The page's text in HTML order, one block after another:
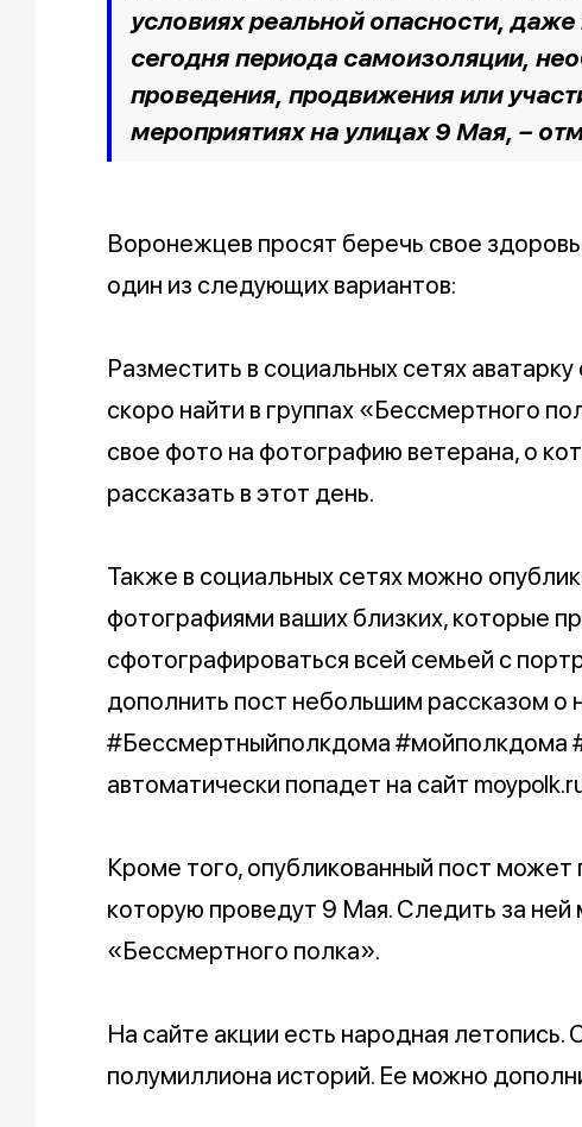
условиях реальной опасности,
сегодня периода самоизоляции,
проведения, продвижения или
мероприятиях на улицах 9 Мая, –
Воронежцев просят беречь свое
один из следующих вариантов:
Разместить в социальных сетях
скоро найти в группах «Бессмертного
свое фото на фотографию ветерана, о
рассказать в этот день.
Также в социальных сетях можно
фотографиями ваших близких, которые
сфотографироваться всей семьей с
дополнить пост небольшим рассказом о
#Бессмертныйполкдома #мойполкдома
автоматически попадет на сайт
Кроме того, опубликованный пост
которую проведут 9 Мая. Следить за
«Бессмертного полка».
На сайте акции есть народная
полумиллиона историй. Ее можно